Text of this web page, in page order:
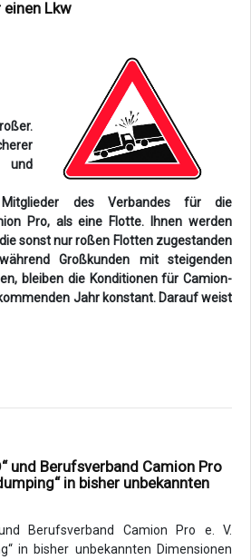
Lkw
des Verbandes für die
Pro, als eine Flotte. Ihnen werden
sonst nur roßen Flotten zugestanden
Großkunden mit steigenden
bleiben die Konditionen für Camion-
Jahr konstant. Darauf weist
und Berufsverband Camion Pro
in bisher unbekannten
und Berufsverband Camion Pro e. V.
in bisher unbekannten Dimensionen